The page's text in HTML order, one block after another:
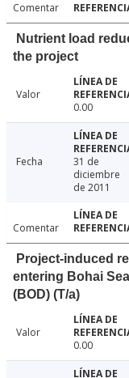
Comentar
Nutrient load
the project
Valor
0.00
Fecha
31 de
diciembre
de 2011
Comentar
Project-induced
entering Bohai
(BOD) (T/a)
Valor
0.00